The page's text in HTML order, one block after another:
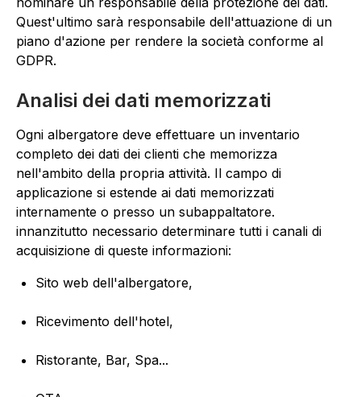
Quest'ultimo sarà responsabile dell'attuazione di un
piano d'azione per rendere la società conforme al
GDPR.
Analisi dei dati memorizzati
Ogni albergatore deve effettuare un inventario
completo dei dati dei clienti che memorizza
nell'ambito della propria attività. Il campo di
applicazione si estende ai dati memorizzati
internamente o presso un subappaltatore.
innanzitutto necessario determinare tutti i canali di
acquisizione di queste informazioni:
Sito web dell'albergatore,
Ricevimento dell'hotel,
Ristorante, Bar, Spa...